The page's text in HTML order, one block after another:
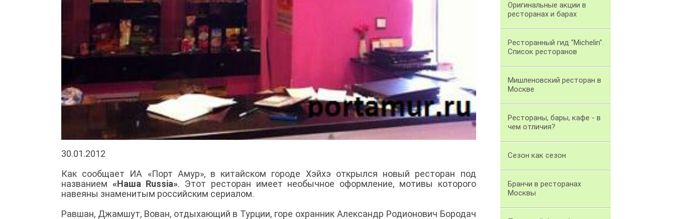
30.01.2012
Как сообщает ИА «Порт Амур», в китайском городе Хэйхэ открылся новый ресторан под
названием «Наша Russia». Этот ресторан имеет необычное оформление, мотивы которого
навеяны знаменитым российским сериалом.
Равшан, Джамшут, Вован, отдыхающий в Турции, горе охранник Александр Родионович Бородач
Оригинальные акции в
ресторанах и барах
Ресторанный гид "Michelin".
Список ресторанов
Мишленовский ресторан в
Москве
Рестораны, бары, кафе - в
чем отличия?
Сезон как сезон
Бранчи в ресторанах
Москвы